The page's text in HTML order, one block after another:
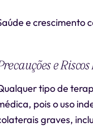
e crescimento
e
tipo de
pois o uso
graves,